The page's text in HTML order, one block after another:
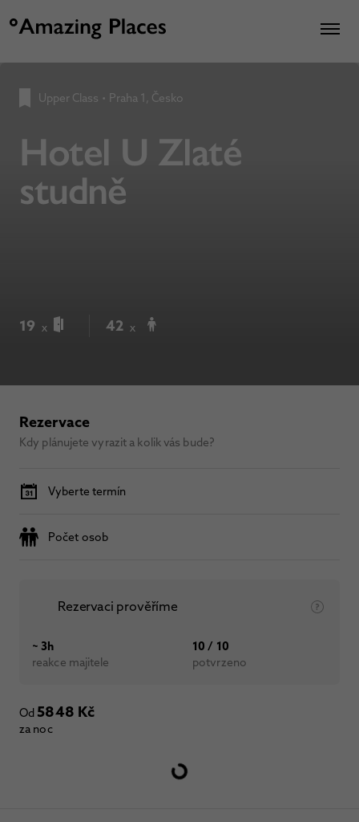
Upper Class • Praha 1, Česko
Hotel U Zlaté
studně
19 x 42 x
Rezervace
Kdy plánujete vyrazit a kolik vás bude?
Vyberte termín
Počet osob
Rezervaci prověříme
~ 3h
reakce majitele
10 / 10
potvrzeno
Od 5848 Kč
za noc